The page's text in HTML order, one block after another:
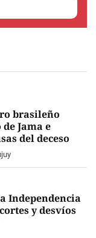
brasileño
Jama e
del deceso
Independencia
y desvíos